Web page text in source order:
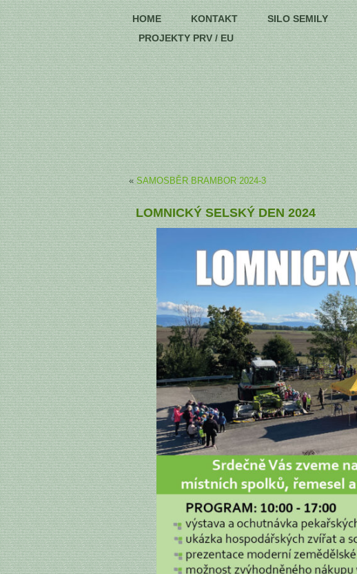
HOME KONTAKT SILO SEMILY
PROJEKTY PRV / EU
«SAMOSBĚR BRAMBOR 2024-3
LOMNICKÝ SELSKÝ DEN 2024